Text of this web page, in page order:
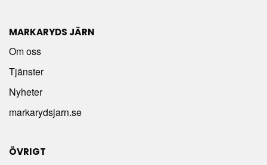
MARKARYDS JÄRN
Om oss
Tjänster
Nyheter
markarydsjarn.se
ÖVRIGT